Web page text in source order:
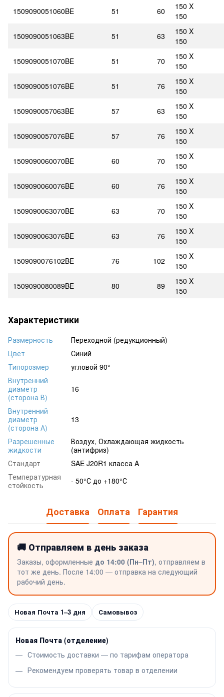
1509090051060BE
51 60
150 X
150
1509090051063BE
51 63
150 X
150
1509090051070BE
51 70
150 X
150
1509090051076BE
51 76
150 X
150
1509090057063BE
57 63
150 X
150
1509090057076BE
57 76
150 X
150
1509090060070BE
60 70
150 X
150
1509090060076BE
60 76
150 X
150
1509090063070BE
63 70
150 X
150
1509090063076BE
63 76
150 X
150
1509090076102BE
76 102
150 X
150
1509090080089BE
80 89
150 X
150
Характеристики
Размерность
Переходной (редукционный)
Цвет
Синий
Типорозмер
угловой 90°
Внутренний
диаметр
(сторона В)
16
Внутренний
диаметр
(сторона А)
13
Разрешенные
жидкости
Воздух, Охлаждающая жидкость
(антифриз)
Стандарт
SAE J20R1 класса A
Температурная
стойкость
- 50°С до +180°С
Доставка Оплата Гарантия
🚚 Отправляем в день заказа
Заказы, оформленные до 14:00 (Пн–Пт), отправляем в
тот же день. После 14:00 — отправка на следующий
рабочий день.
Новая Почта 1–3 дня Самовывоз
Новая Почта (отделение)
Стоимость доставки — по тарифам оператора
Рекомендуем проверять товар в отделении